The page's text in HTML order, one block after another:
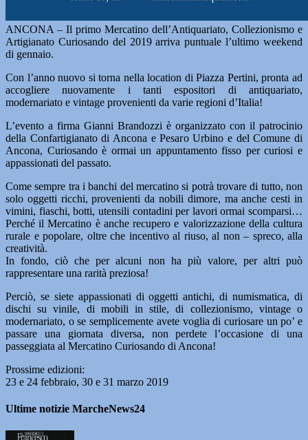
ANCONA – Il primo Mercatino dell’Antiquariato, Collezionismo e
Artigianato Curiosando del 2019 arriva puntuale l’ultimo weekend
di gennaio.
Con l’anno nuovo si torna nella location di Piazza Pertini, pronta ad
accogliere nuovamente i tanti espositori di antiquariato,
modernariato e vintage provenienti da varie regioni d’Italia!
L’evento a firma Gianni Brandozzi è organizzato con il patrocinio
della Confartigianato di Ancona e Pesaro Urbino e del Comune di
Ancona, Curiosando è ormai un appuntamento fisso per curiosi e
appassionati del passato.
Come sempre tra i banchi del mercatino si potrà trovare di tutto, non
solo oggetti ricchi, provenienti da nobili dimore, ma anche cesti in
vimini, fiaschi, botti, utensili contadini per lavori ormai scomparsi…
Perché il Mercatino è anche recupero e valorizzazione della cultura
rurale e popolare, oltre che incentivo al riuso, al non – spreco, alla
creatività.
In fondo, ciò che per alcuni non ha più valore, per altri può
rappresentare una rarità preziosa!
Perciò, se siete appassionati di oggetti antichi, di numismatica, di
dischi su vinile, di mobili in stile, di collezionismo, vintage o
modernariato, o se semplicemente avete voglia di curiosare un po’ e
passare una giornata diversa, non perdete l’occasione di una
passeggiata al Mercatino Curiosando di Ancona!
Prossime edizioni:
23 e 24 febbraio, 30 e 31 marzo 2019
Ultime notizie MarcheNews24